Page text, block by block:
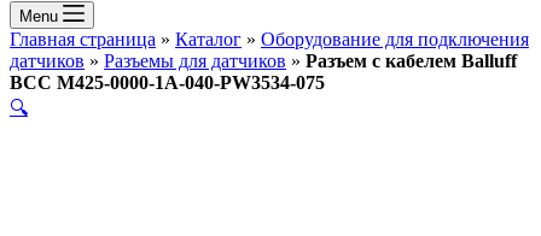
Menu
Главная страница » Каталог » Оборудование для подключения
датчиков » Разъемы для датчиков » Разъем с кабелем Balluff
BCC M425-0000-1A-040-PW3534-075
🔍